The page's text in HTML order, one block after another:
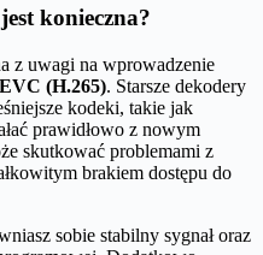
konieczna?
z uwagi na wprowadzenie
(H.265). Starsze dekodery
kodeki, takie jak
prawidłowo z nowym
skutkować problemami z
brakiem dostępu do
sobie stabilny sygnał oraz